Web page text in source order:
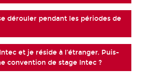
dérouler pendant les périodes de
et je réside à l’étranger. Puis-
convention de stage Intec ?